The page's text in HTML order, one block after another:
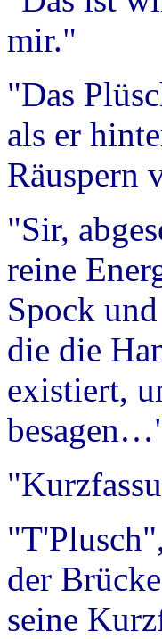
mir."
"Das
als er
Räuspern
"Sir,
reine
Spock
die die
existiert,
der
seine